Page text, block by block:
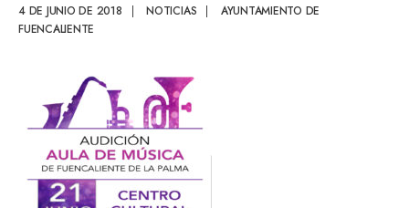
4 DE JUNIO DE 2018 | NOTICIAS |
AYUNTAMIENTO DE
FUENCALIENTE